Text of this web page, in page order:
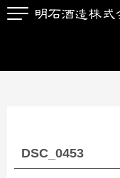
DSC_0453